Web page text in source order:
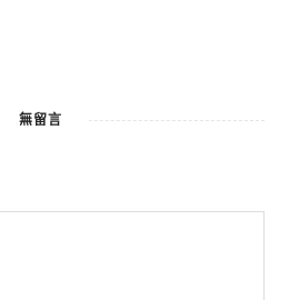
無留言